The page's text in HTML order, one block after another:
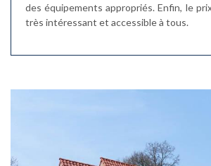
des équipements appropriés. Enfin, le
très intéressant et accessible à tous.